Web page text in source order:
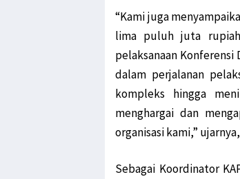
“Kami juga
lima puluh juta
pelaksanaan Konferensi
dalam perjalanan
kompleks hingga
menghargai dan
organisasi kami,”
Sebagai Koordinator